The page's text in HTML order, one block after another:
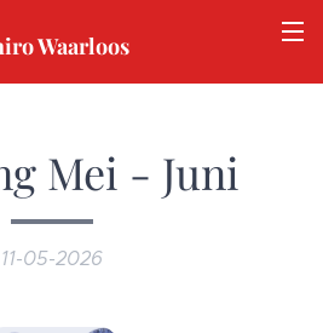
Waarloos
Mei - Juni
11-05-2026